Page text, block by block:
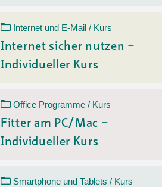
Internet und E-Mail / Kurs
Internet sicher nutzen –
Individueller Kurs
Office Programme / Kurs
Fitter am PC/Mac –
Individueller Kurs
Smartphone und Tablets / Kurs